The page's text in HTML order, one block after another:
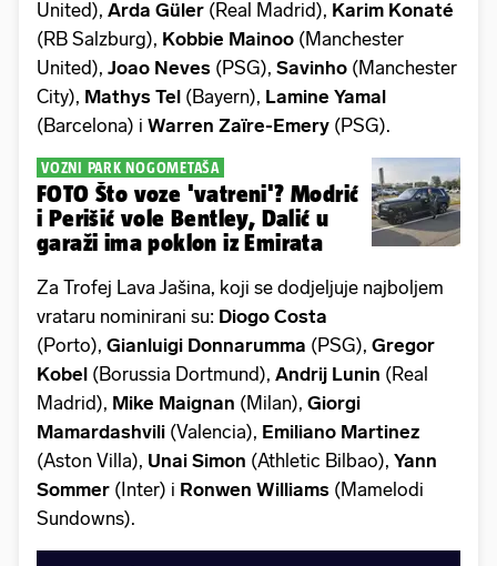
United), Arda Güler (Real Madrid), Karim Konaté
(RB Salzburg), Kobbie Mainoo (Manchester
United), Joao Neves (PSG), Savinho (Manchester
City), Mathys Tel (Bayern), Lamine Yamal
(Barcelona) i Warren Zaïre-Emery (PSG).
VOZNI PARK NOGOMETAŠA
FOTO Što voze 'vatreni'? Modrić
i Perišić vole Bentley, Dalić u
garaži ima poklon iz Emirata
Za Trofej Lava Jašina, koji se dodjeljuje najboljem
vrataru nominirani su: Diogo Costa
(Porto), Gianluigi Donnarumma (PSG), Gregor
Kobel (Borussia Dortmund), Andrij Lunin (Real
Madrid), Mike Maignan (Milan), Giorgi
Mamardashvili (Valencia), Emiliano Martinez
(Aston Villa), Unai Simon (Athletic Bilbao), Yann
Sommer (Inter) i Ronwen Williams (Mamelodi
Sundowns).